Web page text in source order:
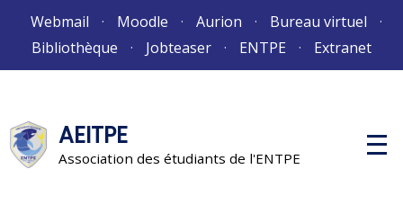
Webmail Moodle Aurion
Bureau virtuel
Bibliothèque
Jobteaser ENTPE Extranet
AEITPE
Association des étudiants de l'ENTPE
M
e